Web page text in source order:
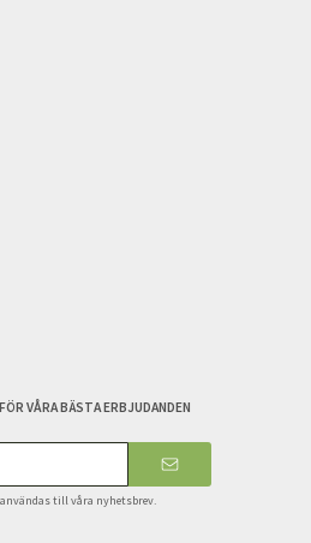
VÅRA BÄSTA ERBJUDANDEN
till våra nyhetsbrev.